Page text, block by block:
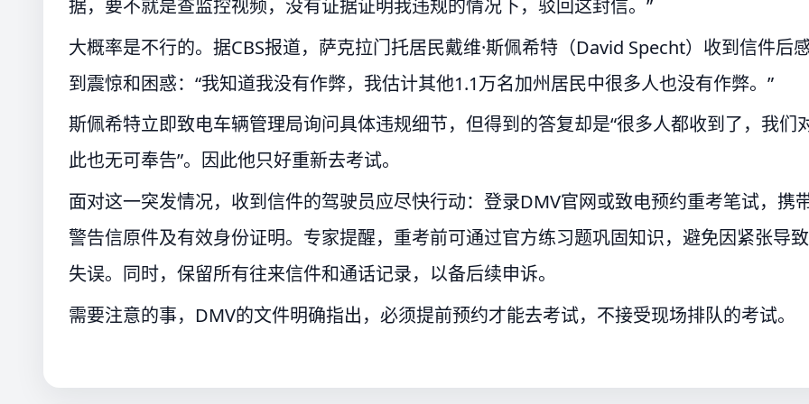
据，要不就是查监控视频，没有证据证明我违规的情况下，驳回这封信。”
大概率是不行的。据CBS报道，萨克拉门托居民戴维·斯佩希特（David Specht）收到信件后
到震惊和困惑：“我知道我没有作弊，我估计其他1.1万名加州居民中很多人也没有作弊。”
斯佩希特立即致电车辆管理局询问具体违规细节，但得到的答复却是“很多人都收到了，我们
此也无可奉告”。因此他只好重新去考试。
面对这一突发情况，收到信件的驾驶员应尽快行动：登录DMV官网或致电预约重考笔试，携
警告信原件及有效身份证明。专家提醒，重考前可通过官方练习题巩固知识，避免因紧张导致
失误。同时，保留所有往来信件和通话记录，以备后续申诉。
需要注意的事，DMV的文件明确指出，必须提前预约才能去考试，不接受现场排队的考试。